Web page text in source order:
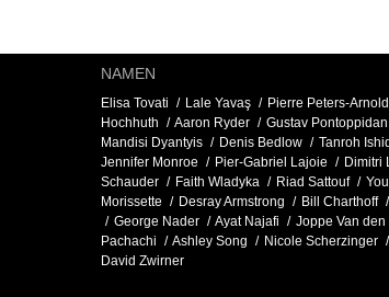
NAMEN
Elisa Tovati Lale Yavaş Pierre Peters-
Hochhuth
Aaron Ryder Gustav Pontoppidan
Mandisi Dyantyis
Denis Bedlow Tanroh
Jennifer Monroe
Pier-Gabriel Lajoie Dimitri
Schauder
Faith Wladyka Riad Sattouf
Morissette
Desray Armstrong Bill Charthoff
George Nader
Ayat Najafi Joppe Van den
Pachachi
Ashley Song Nicole Scherzinger
David Zwirner